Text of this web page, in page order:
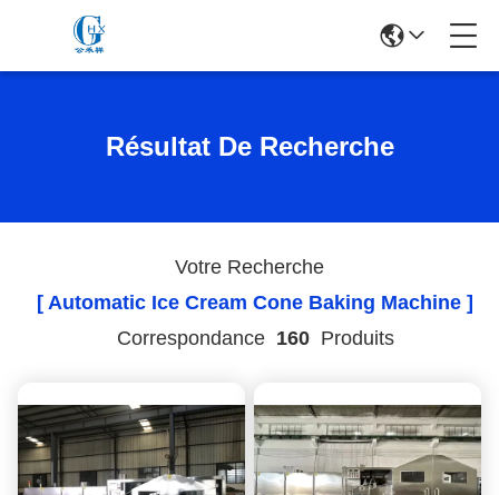
Résultat De Recherche
Votre Recherche
[ Automatic Ice Cream Cone Baking Machine ]
Correspondance 160Produits